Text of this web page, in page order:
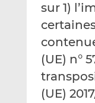
sur 1)
(UE) n°
(UE)